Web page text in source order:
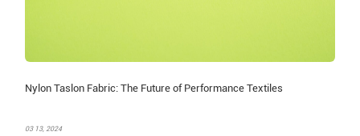
Nylon Taslon Fabric: The Future of Performance Textiles
03 13, 2024